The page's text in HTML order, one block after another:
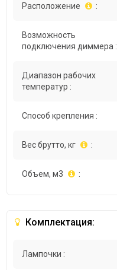
Расположение :
Возможность
подключения диммера :
Диапазон рабочих
температур :
Способ крепления :
Вес брутто, кг :
Объем, м3 :
Комплектация:
Лампочки :